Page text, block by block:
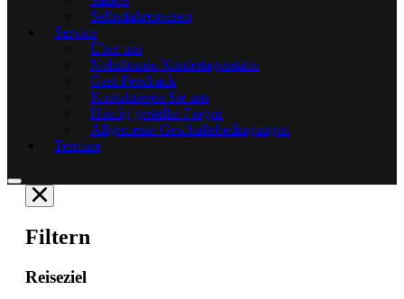
Selbstfahrerreisen
Service
Über uns
Noluthando Kindertagesstätte
Gast-Feedback
Kontaktieren Sie uns
Häufig gestellte Fragen
Allgemeine Geschäftsbedingungen
Termine
Filtern
Reiseziel